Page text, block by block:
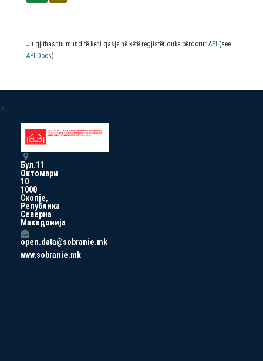
Ju gjithashtu mund të keni qasje në këtë regjistër duke përdorur API (see
API Docs).
a
Бул.11
Октомври
10
1000
Скопје,
Република
Северна
Македонија
open.data@sobranie.mk
www.sobranie.mk